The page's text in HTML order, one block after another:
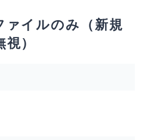
ァイルのみ（新規
）